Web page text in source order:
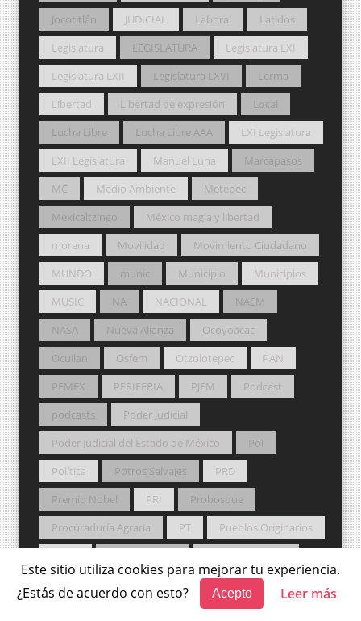
Este sitio utiliza cookies para mejorar tu experiencia.
¿Estás de acuerdo con esto?
Acepto Leer más
Jocotitlán
JUDICIAL Laboral
Latidos
Legislatura
LEGISLATURA
Legislatura LXI
Legislatura LXII
Legislatura LXVI
Lerma
Libertad
Libertad de expresión
Local
Lucha Libre
Lucha Libre AAA
LXI Legislatura
LXII Legislatura
Manuel Luna
Marcapasos
MC
Medio Ambiente
Metepec
Mexicaltzingo
México magia y libertad
morena
Movilidad
Movimiento Ciudadano
MUNDO
munic Municipio
Municipios
MUSIC
NA NACIONAL
NAEM
NASA
Nueva Alianza
Ocoyoacac
Ocuilan
Osfem Otzolotepec
PAN
PEMEX
PERIFERIA PJEM
Podcast
podcasts
Poder Judicial
Poder Judicial del Estado de México
Pol
Política
Potros Salvajes
PRD
Premio Nobel
PRI
Probosque
Procuraduría Agraria
PT
Pueblos Originarios
RRSS
Rusia
Salud
San Mateo Atenco